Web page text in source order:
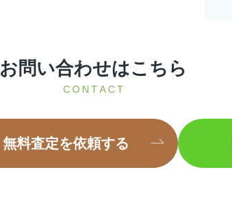
お問い合わせはこちら
CONTACT
無料査定を依頼する